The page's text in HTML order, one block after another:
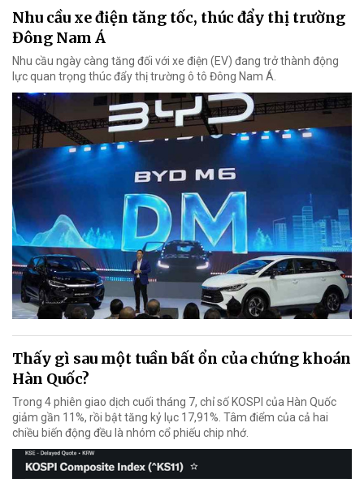
Nhu cầu xe điện tăng tốc, thúc đẩy thị trường
Đông Nam Á
Nhu cầu ngày càng tăng đối với xe điện (EV) đang trở thành động
lực quan trọng thúc đẩy thị trường ô tô Đông Nam Á.
Thấy gì sau một tuần bất ổn của chứng khoán
Hàn Quốc?
Trong 4 phiên giao dịch cuối tháng 7, chỉ số KOSPI của Hàn Quốc
giảm gần 11%, rồi bật tăng kỷ lục 17,91%. Tâm điểm của cả hai
chiều biến động đều là nhóm cổ phiếu chip nhớ.